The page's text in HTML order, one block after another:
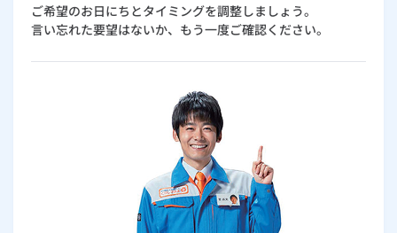
ご希望のお日にちとタイミングを調整しましょう。
言い忘れた要望はないか、もう一度ご確認ください。